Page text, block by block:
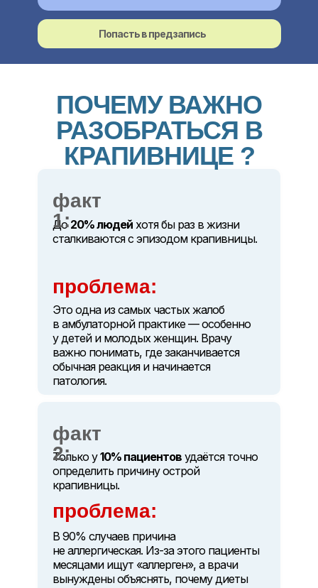
Попасть в предзапись
ПОЧЕМУ ВАЖНО
РАЗОБРАТЬСЯ В
КРАПИВНИЦЕ ?
В 90% случаев причина
не аллергическая. Из-за этого пациенты
месяцами ищут «аллерген», а врачи
вынуждены объяснять, почему диеты
Только у10% пациентов удаётся точно
определить причину острой
крапивницы.
Это одна из самых частых жалоб
в амбулаторной практике — особенно
у детей и молодых женщин. Врачу
важно понимать, где заканчивается
обычная реакция и начинается
патология.
До20% людей хотя бы раз в жизни
сталкиваются с эпизодом крапивницы.
факт
2:
факт
1:
проблема:
проблема: